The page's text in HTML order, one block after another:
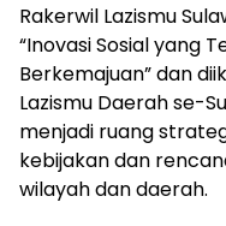
Rakerwil Lazismu
“Inovasi Sosial yang
Berkemajuan” dan
Lazismu Daerah se-
menjadi ruang
kebijakan dan
wilayah dan daerah.